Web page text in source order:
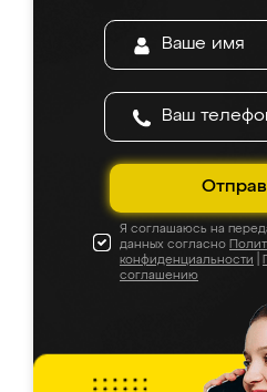
Я соглашаюсь на
данных согласно
конфиденциальности
соглашению